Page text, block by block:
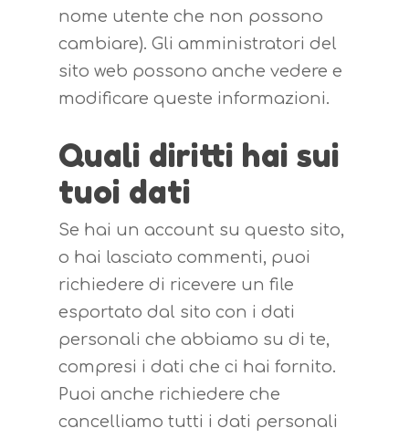
nome utente che non possono
cambiare). Gli amministratori del
sito web possono anche vedere e
modificare queste informazioni.
Quali diritti hai sui
tuoi dati
Se hai un account su questo sito,
o hai lasciato commenti, puoi
richiedere di ricevere un file
esportato dal sito con i dati
personali che abbiamo su di te,
compresi i dati che ci hai fornito.
Puoi anche richiedere che
cancelliamo tutti i dati personali